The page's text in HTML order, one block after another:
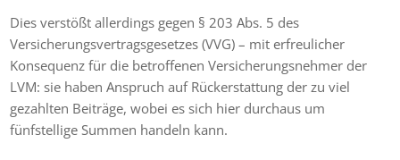
Dies verstößt allerdings gegen § 203 Abs. 5 des
Versicherungsvertragsgesetzes (VVG) – mit erfreulicher
Konsequenz für die betroffenen Versicherungsnehmer der
LVM: sie haben Anspruch auf Rückerstattung der zu viel
gezahlten Beiträge, wobei es sich hier durchaus um
fünfstellige Summen handeln kann.